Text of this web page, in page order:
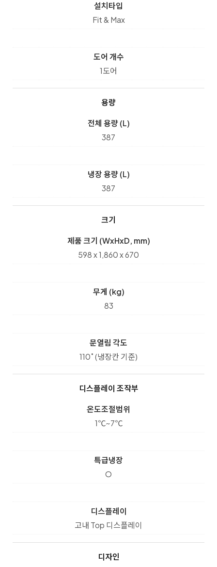
설치타입
Fit & Max
도어 개수
1도어
용량
전체 용량 (L)
387
냉장 용량 (L)
387
크기
제품 크기 (WxHxD, mm)
598 x 1,860 x 670
무게 (kg)
83
문열림 각도
110˚ (냉장칸 기준)
디스플레이 조작부
온도조절범위
1℃~7℃
특급냉장
O
디스플레이
고내 Top 디스플레이
디자인